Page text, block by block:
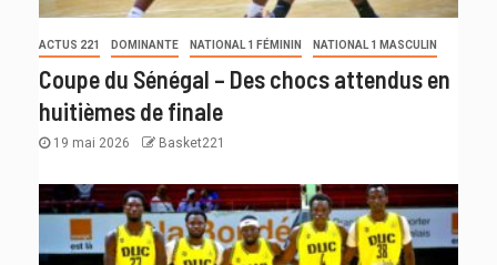
ACTUS 221 DOMINANTE NATIONAL 1 FÉMININ NATIONAL 1 MASCULIN
Coupe du Sénégal – Des chocs attendus en
huitièmes de finale
19 mai 2026 Basket221